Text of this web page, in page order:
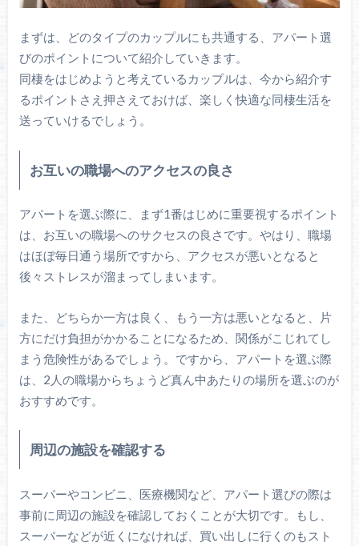
まずは、どのタイプのカップルにも共通する、アパート選
びのポイントについて紹介していきます。
同棲をはじめようと考えているカップルは、今から紹介す
るポイントさえ押さえておけば、楽しく快適な同棲生活を
送っていけるでしょう。
お互いの職場へのアクセスの良さ
アパートを選ぶ際に、まず1番はじめに重要視するポイント
は、お互いの職場へのサクセスの良さです。やはり、職場
はほぼ毎日通う場所ですから、アクセスが悪いとなると
後々ストレスが溜まってしまいます。
また、どちらか一方は良く、もう一方は悪いとなると、片
方にだけ負担がかかることになるため、関係がこじれてし
まう危険性があるでしょう。ですから、アパートを選ぶ際
は、2人の職場からちょうど真ん中あたりの場所を選ぶのが
おすすめです。
周辺の施設を確認する
スーパーやコンビニ、医療機関など、アパート選びの際は
事前に周辺の施設を確認しておくことが大切です。もし、
スーパーなどが近くになければ、買い出しに行くのもスト